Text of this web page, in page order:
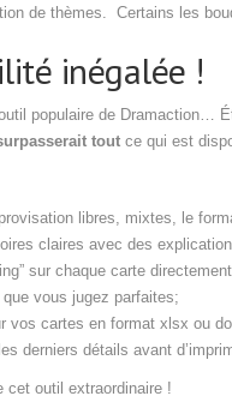
de thèmes. Certains les
inégalée !
populaire de Dramaction…
tout ce qui est
libres, mixtes, le
claires avec des
sur chaque carte
vous jugez parfaites;
vos cartes en format xlsx ou
derniers détails avant
cet outil extraordinaire !